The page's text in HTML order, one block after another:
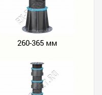
260-365 мм